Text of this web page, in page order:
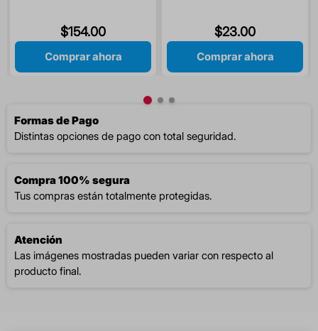
$154.00
Comprar ahora
TABLETAS
$23.00
Comprar ahora
Formas de Pago
Distintas opciones de pago con total seguridad.
Compra 100% segura
Tus compras están totalmente protegidas.
Atención
Las imágenes mostradas pueden variar con respecto al
producto final.